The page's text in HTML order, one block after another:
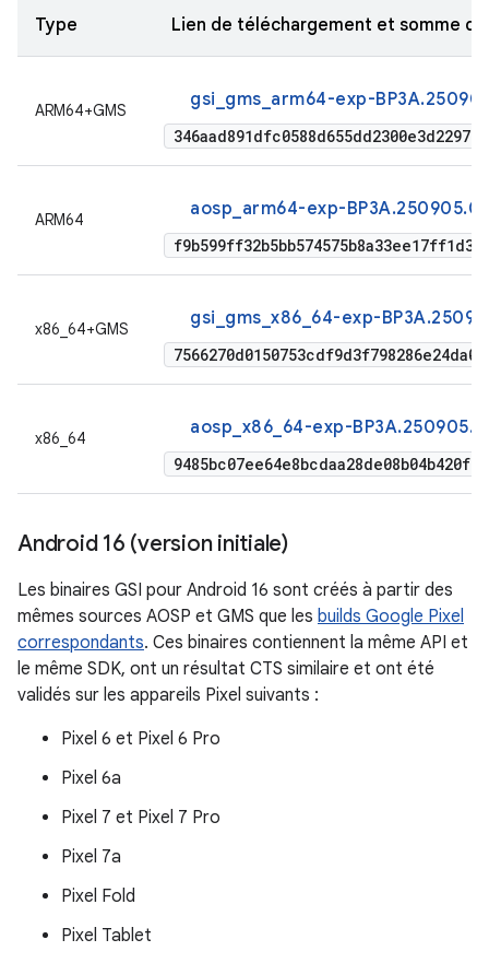
Type Lien de téléchargement et somme
ARM64+GMS gsi_gms_arm64-exp-
ARM64 aosp_arm64-exp-
x86_64+GMS gsi_gms_x86_64-exp-
x86_64 aosp_x86_64-exp-
Android 16 (version initiale)
Les binaires GSI pour Android 16 sont créés à partir des
mêmes sources AOSP et GMS que les builds Google Pixel
correspondants. Ces binaires contiennent la même API et
le même SDK, ont un résultat CTS similaire et ont été
validés sur les appareils Pixel suivants :
Pixel 6 et Pixel 6 Pro
Pixel 6a
Pixel 7 et Pixel 7 Pro
Pixel 7a
Pixel Fold
Pixel Tablet